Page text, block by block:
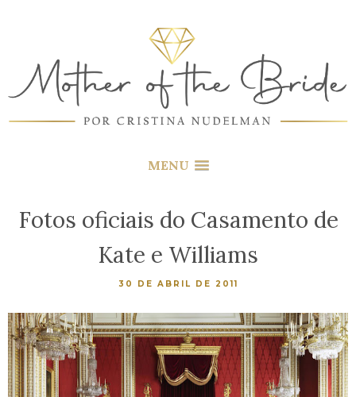
MENU
Fotos oficiais do Casamento de
Kate e Williams
30 DE ABRIL DE 2011